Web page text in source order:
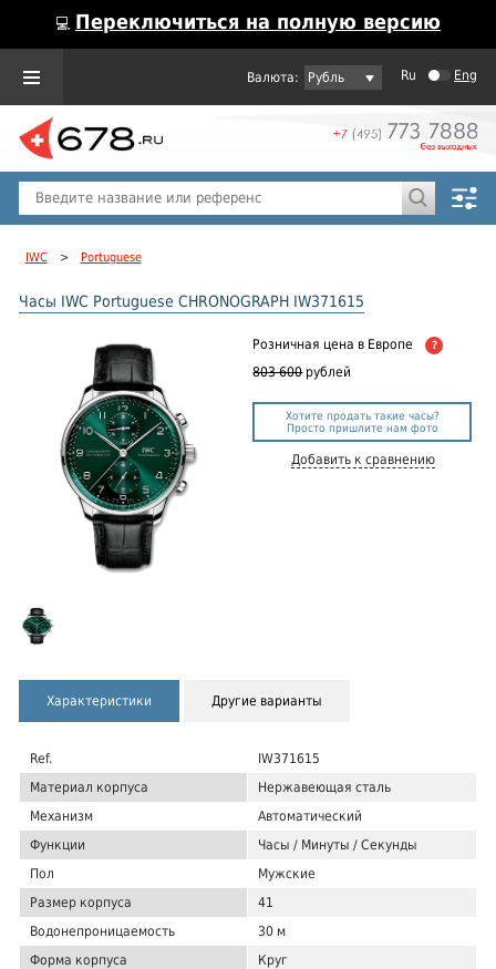
💻 Переключиться на полную версию
Рубль Ru Eng
IWC > Portuguese
Часы IWC Portuguese CHRONOGRAPH IW371615
Розничная цена в Европе ?
803 600 рублей
Хотите продать такие часы?
Просто пришлите нам фото
Добавить к сравнению
Характеристики Другие варианты
Ref.
IW371615
Материал корпуса
Нержавеющая сталь
Механизм
Автоматический
Функции
Часы / Минуты / Секунды
Пол
Мужские
Размер корпуса
41
Водонепроницаемость
30 м
Форма корпуса
Круг